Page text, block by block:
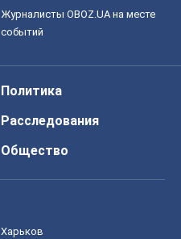
Журналисты OBOZ.UA на месте
событий
Политика
Расследования
Общество
Харьков